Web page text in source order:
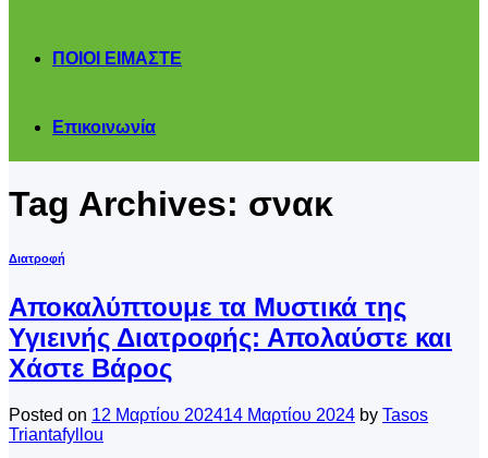
ΠΟΙΟΙ ΕΙΜΑΣΤΕ
Επικοινωνία
Tag Archives: σνακ
Διατροφή
Αποκαλύπτουμε τα Μυστικά της
Υγιεινής Διατροφής: Απολαύστε και
Χάστε Βάρος
Posted on 12 Μαρτίου 202414 Μαρτίου 2024 by Tasos
Triantafyllou